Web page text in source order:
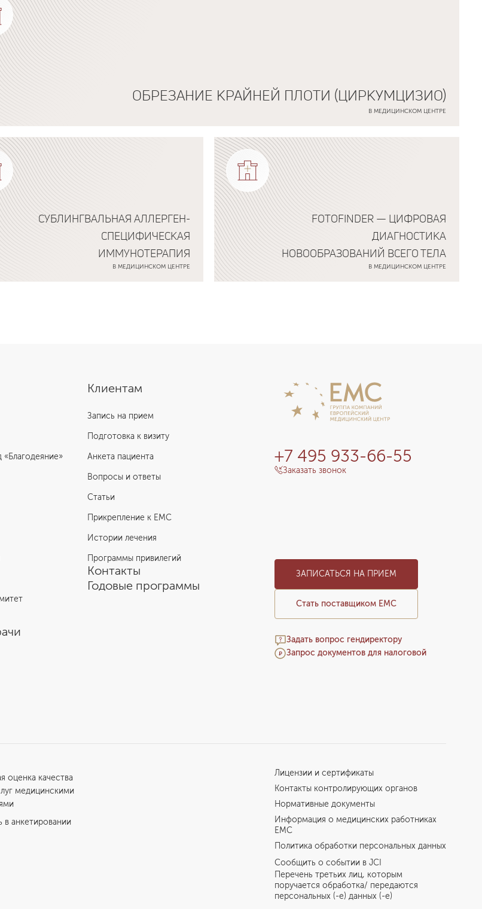
ОБРЕЗАНИЕ КРАЙНЕЙ ПЛОТИ (ЦИРКУМЦИЗИО)
В МЕДИЦИНСКОМ ЦЕНТРЕ
о программе
СУБЛИНГВАЛЬНАЯ АЛЛЕРГЕН-
СПЕЦИФИЧЕСКАЯ
ИММУНОТЕРАПИЯ
В МЕДИЦИНСКОМ ЦЕНТРЕ
FOTOFINDER — ЦИФРОВАЯ
ДИАГНОСТИКА
НОВООБРАЗОВАНИЙ ВСЕГО ТЕЛА
В МЕДИЦИНСКОМ ЦЕНТРЕ
«Благодеяние»
Клиентам
Запись на прием
Подготовка к визиту
Анкета пациента
Вопросы и ответы
Статьи
Прикрепление к EMC
Истории лечения
Программы привилегий
Контакты
Годовые программы
+7 495 933-66-55
Заказать звонок
ЗАПИСАТЬСЯ НА ПРИЕМ
Стать поставщиком ЕМС
Задать вопрос гендиректору
Запрос документов для налоговой
оценка качества
медицинскими
в анкетировании
Лицензии и сертификаты
Контакты контролирующих органов
Нормативные документы
Информация о медицинских работниках
EMC
Политика обработки персональных данных
Сообщить о событии в JCI
Перечень третьих лиц, которым
поручается обработка/ передаются
персональных (-е) данных (-е)